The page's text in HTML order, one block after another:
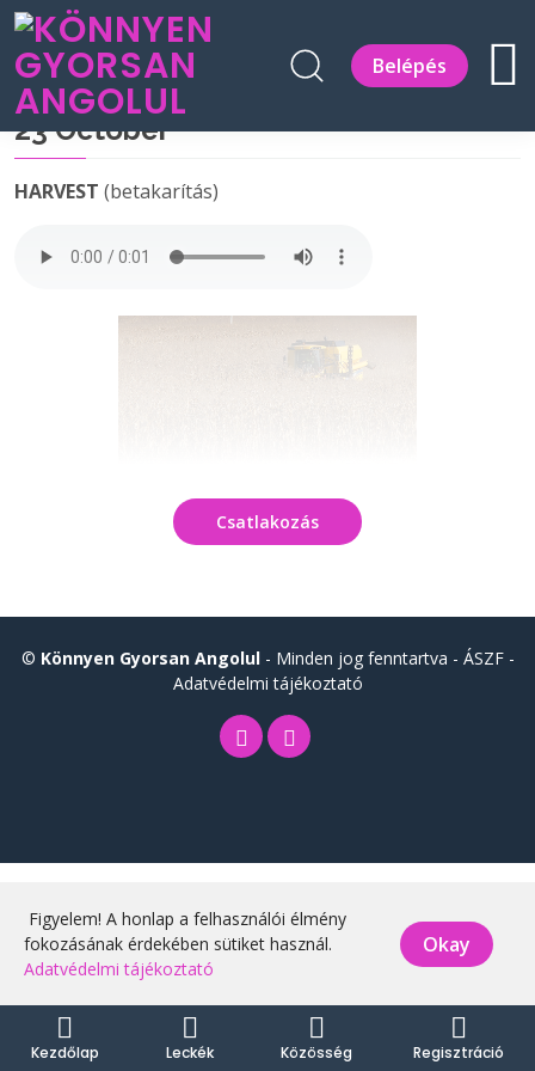
Belépés
23 October
HARVEST (betakarítás)
Csatlakozás
© Könnyen Gyorsan Angolul- Minden jog fenntartva - ÁSZF-
Adatvédelmi tájékoztató
Figyelem! A honlap a felhasználói élmény
fokozásának érdekében sütiket használ.
Adatvédelmi tájékoztató
Okay
Kezdőlap Leckék Közösség Regisztráció